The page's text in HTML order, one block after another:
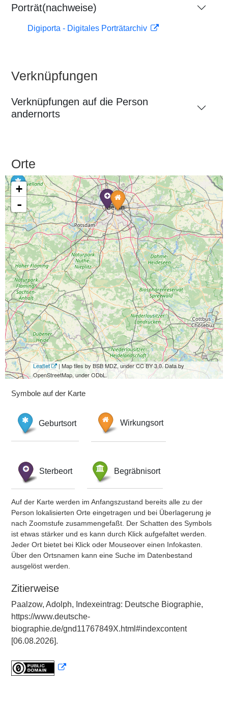
Porträt(nachweise)
Digiporta - Digitales Porträtarchiv
Verknüpfungen
Verknüpfungen auf die Person
andernorts
Orte
+
-
Leaflet
| Map tiles by BSB MDZ, under CC BY 3.0. Data by
OpenStreetMap, under ODbL.
Symbole auf der Karte
Geburtsort Wirkungsort
Sterbeort Begräbnisort
Auf der Karte werden im Anfangszustand bereits alle zu der
Person lokalisierten Orte eingetragen und bei Überlagerung je
nach Zoomstufe zusammengefaßt. Der Schatten des Symbols
ist etwas stärker und es kann durch Klick aufgefaltet werden.
Jeder Ort bietet bei Klick oder Mouseover einen Infokasten.
Über den Ortsnamen kann eine Suche im Datenbestand
ausgelöst werden.
Zitierweise
Paalzow, Adolph, Indexeintrag: Deutsche Biographie,
https://www.deutsche-
biographie.de/gnd11767849X.html#indexcontent
[06.08.2026].